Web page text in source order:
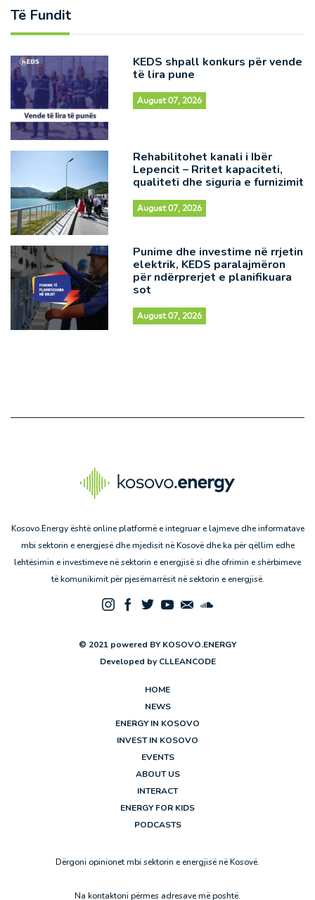
Të Fundit
KEDS shpall konkurs për vende
të lira pune
August 07, 2026
Rehabilitohet kanali i Ibër
Lepencit – Rritet kapaciteti,
qualiteti dhe siguria e furnizimit
August 07, 2026
Punime dhe investime në rrjetin
elektrik, KEDS paralajmëron
për ndërprerjet e planifikuara
sot
August 07, 2026
Kosovo.Energy është online platformë e integruar e lajmeve dhe informatave
mbi sektorin e energjesë dhe mjedisit në Kosovë dhe ka për qëllim edhe
lehtësimin e investimeve në sektorin e energjisë si dhe ofrimin e shërbimeve
të komunikimit për pjesëmarrësit në sektorin e energjisë.
© 2021 powered BY KOSOVO.ENERGY
Developed by CLLEANCODE
HOME
NEWS
ENERGY IN KOSOVO
INVEST IN KOSOVO
EVENTS
ABOUT US
INTERACT
ENERGY FOR KIDS
PODCASTS
Dërgoni opinionet mbi sektorin e energjisë në Kosovë.
Na kontaktoni përmes adresave më poshtë.